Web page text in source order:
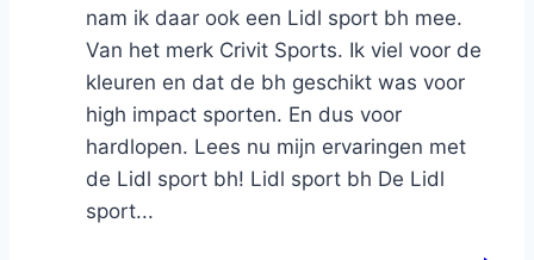
nam ik daar ook een Lidl sport bh mee.
Van het merk Crivit Sports. Ik viel voor de
kleuren en dat de bh geschikt was voor
high impact sporten. En dus voor
hardlopen. Lees nu mijn ervaringen met
de Lidl sport bh! Lidl sport bh De Lidl
sport...